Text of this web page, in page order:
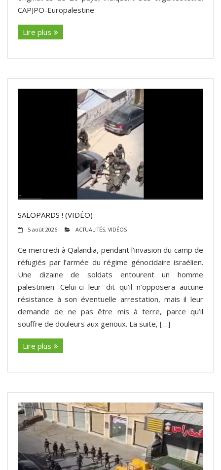
CAPJPO-Europalestine
Lire plus
SALOPARDS ! (VIDÉO)
5 août 2026 ACTUALITÉS, VIDÉOS
Ce mercredi à Qalandia, pendant l’invasion du camp de
réfugiés par l’armée du régime génocidaire israélien.
Une dizaine de soldats entourent un homme
palestinien. Celui-ci leur dit qu’il n’opposera aucune
résistance à son éventuelle arrestation, mais il leur
demande de ne pas être mis à terre, parce qu’il
souffre de douleurs aux genoux. La suite, […]
Lire plus